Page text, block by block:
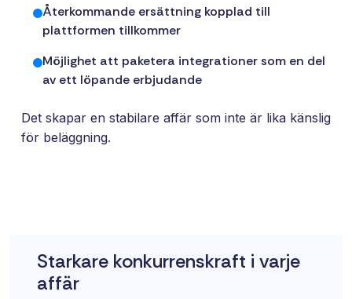
Återkommande ersättning kopplad till
plattformen tillkommer
Möjlighet att paketera integrationer som en del
av ett löpande erbjudande
Det skapar en stabilare affär som inte är lika känslig
för beläggning.
Starkare konkurrenskraft i varje
affär